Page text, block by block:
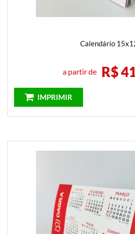
Calendário
a partir de R$
IMPRIMIR